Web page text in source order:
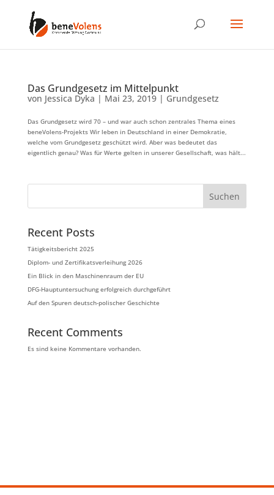
Das Grundgesetz im Mittelpunkt
von Jessica Dyka | Mai 23, 2019| Grundgesetz
Das Grundgesetz wird 70 – und war auch schon zentrales Thema eines
beneVolens-Projekts Wir leben in Deutschland in einer Demokratie,
welche vom Grundgesetz geschützt wird. Aber was bedeutet das
eigentlich genau? Was für Werte gelten in unserer Gesellschaft, was hält...
Suchen
Recent Posts
Tätigkeitsbericht 2025
Diplom- und Zertifikatsverleihung 2026
Ein Blick in den Maschinenraum der EU
DFG-Hauptuntersuchung erfolgreich durchgeführt
Auf den Spuren deutsch-polischer Geschichte
Recent Comments
Es sind keine Kommentare vorhanden.